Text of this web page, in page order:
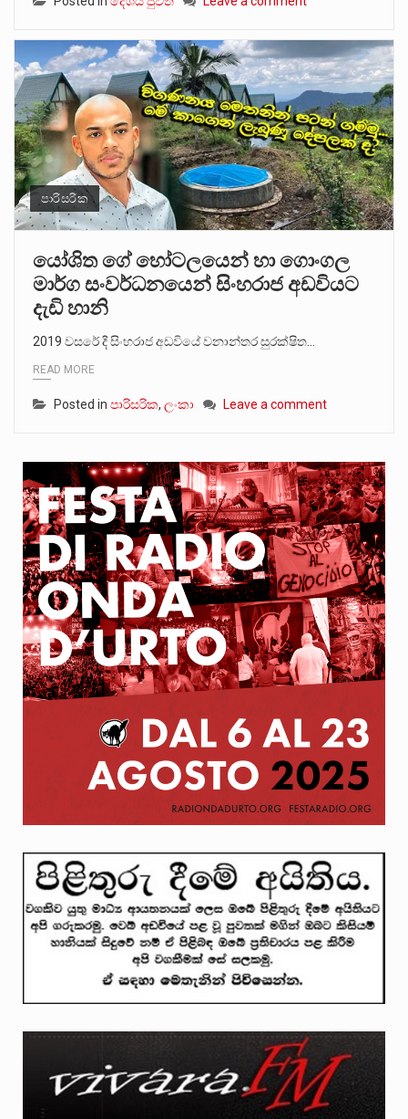
පාරිසරික
යෝශිත ගේ හෝටලයෙන් හා ගොංගල
මාර්ග සංවර්ධනයෙන් සිංහරාජ අඩවියට
දැඩි හානි
2019 වසරේ දී සිංහරාජ අඩවියේ වනාන්තර සුරක්ෂිත…
READ MORE
Posted in පාරිසරික, ලංකා Leave a comment